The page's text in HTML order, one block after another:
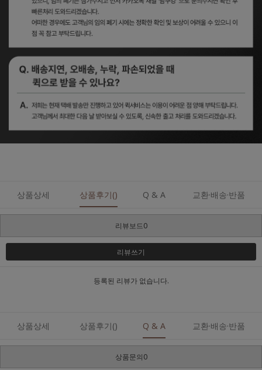
상품상세 상품후기() Q & A 교환·배송·반품
리뷰보드0
리뷰쓰기
등록된 리뷰가 없습니다.
상품상세 상품후기() Q & A 교환·배송·반품
상품문의0